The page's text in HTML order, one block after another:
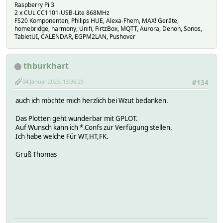
Raspberry Pi 3
2 x CUL CC1101-USB-Lite 868MHz
FS20 Komponenten, Philips HUE, Alexa-Fhem, MAX! Geräte,
homebridge, harmony, Unifi, FirtzBox, MQTT, Aurora, Denon, Sonos,
TabletUI, CALENDAR, EGPM2LAN, Pushover
thburkhart
#134
04 Januar 2023, 13:36:29
auch ich möchte mich herzlich bei Wzut bedanken.
Das Plotten geht wunderbar mit GPLOT.
Auf Wunsch kann ich *.Confs zur Verfügung stellen.
Ich habe welche Für WT,HT,FK.
Gruß Thomas